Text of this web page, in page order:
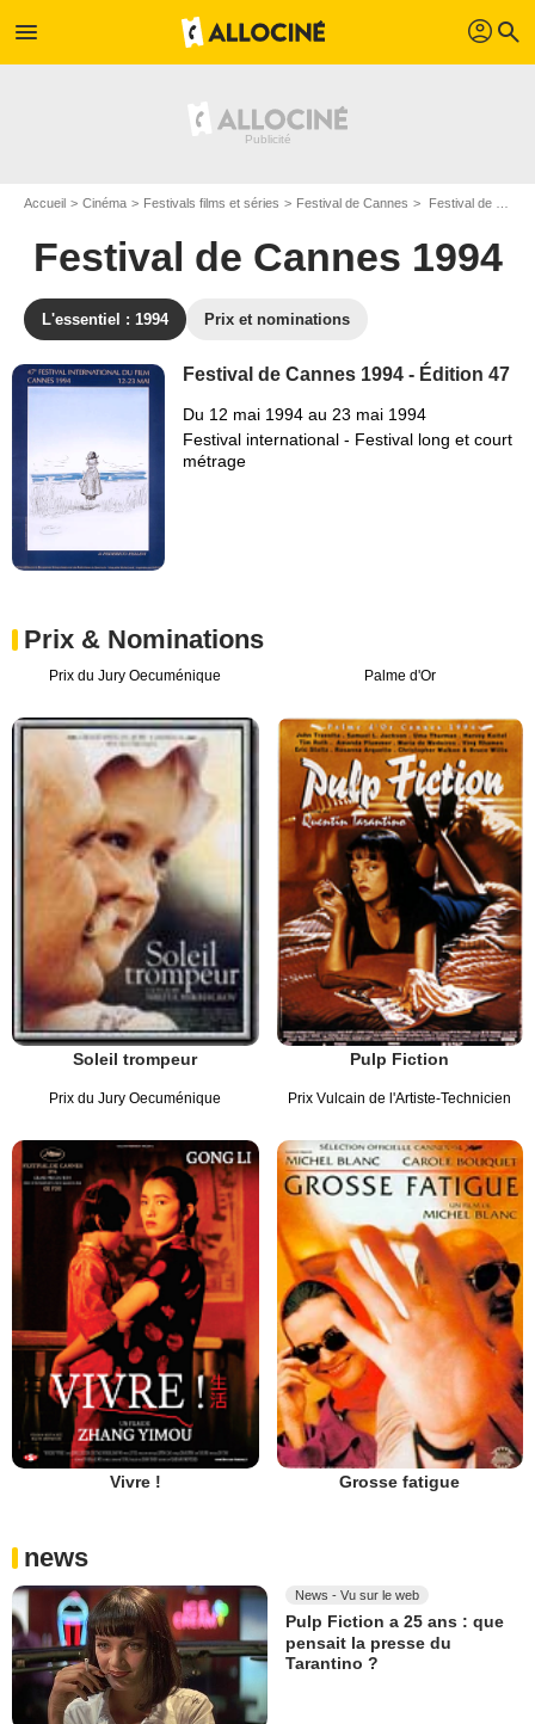
menu profil search
Accueil Cinéma Festivals films et séries Festival de Cannes Festival de Cannes 1994 - Edition n°47
Festival de Cannes 1994
L'essentiel : 1994 Prix et nominations
Festival de Cannes 1994 - Édition 47
Du 12 mai 1994 au 23 mai 1994
Festival international - Festival long et court
métrage
Prix & Nominations
Prix du Jury Oecuménique
Soleil trompeur
Palme d'Or
Pulp Fiction
Prix du Jury Oecuménique
Vivre !
Prix Vulcain de l'Artiste-Technicien
Grosse fatigue
news
News - Vu sur le web
Pulp Fiction a 25 ans : que
pensait la presse du
Tarantino ?